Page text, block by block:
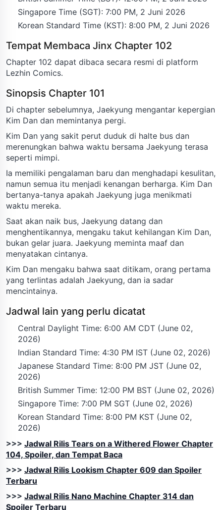
Singapore Time (SGT): 7:00 PM, 2 Juni 2026
Korean Standard Time (KST): 8:00 PM, 2 Juni 2026
Tempat Membaca Jinx Chapter 102
Chapter 102 dapat dibaca secara resmi di platform
Lezhin Comics.
Sinopsis Chapter 101
Di chapter sebelumnya, Jaekyung mengantar kepergian
Kim Dan dan memintanya pergi.
Kim Dan yang sakit perut duduk di halte bus dan
merenungkan bahwa waktu bersama Jaekyung terasa
seperti mimpi.
Ia memiliki pengalaman baru dan menghadapi kesulitan,
namun semua itu menjadi kenangan berharga. Kim Dan
bertanya-tanya apakah Jaekyung juga menikmati
waktu mereka.
Saat akan naik bus, Jaekyung datang dan
menghentikannya, mengaku takut kehilangan Kim Dan,
bukan gelar juara. Jaekyung meminta maaf dan
menyatakan cintanya.
Kim Dan mengaku bahwa saat ditikam, orang pertama
yang terlintas adalah Jaekyung, dan ia sadar
mencintainya.
Jadwal lain yang perlu dicatat
Central Daylight Time: 6:00 AM CDT (June 02,
2026)
Indian Standard Time: 4:30 PM IST (June 02, 2026)
Japanese Standard Time: 8:00 PM JST (June 02,
2026)
British Summer Time: 12:00 PM BST (June 02, 2026)
Singapore Time: 7:00 PM SGT (June 02, 2026)
Korean Standard Time: 8:00 PM KST (June 02,
2026)
>>> Jadwal Rilis Tears on a Withered Flower Chapter
104, Spoiler, dan Tempat Baca
>>> Jadwal Rilis Lookism Chapter 609 dan Spoiler
Terbaru
>>> Jadwal Rilis Nano Machine Chapter 314 dan
Spoiler Terbaru